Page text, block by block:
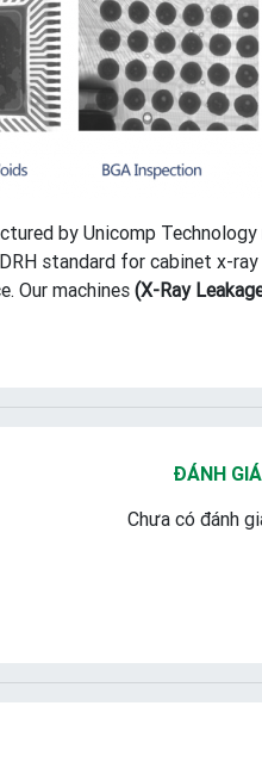
by Unicomp
standard for cabinet x-
Our machines (X-Ray
ĐÁNH GIÁ
Chưa có đánh